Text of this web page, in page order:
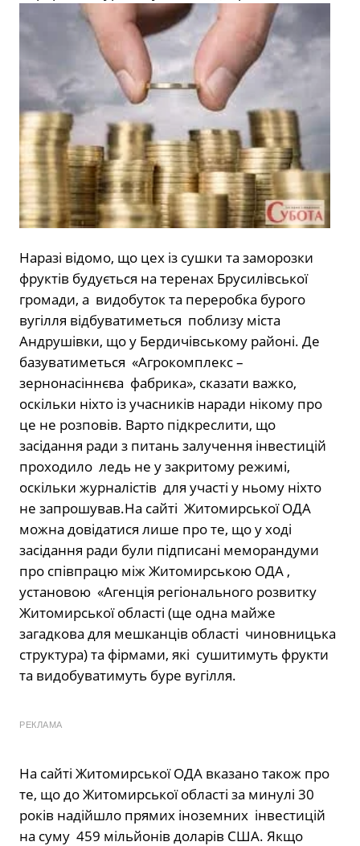
Наразі відомо, що цех із сушки та заморозки
фруктів будується на теренах Брусилівської
громади, а видобуток та переробка бурого
вугілля відбуватиметься поблизу міста
Андрушівки, що у Бердичівському районі. Де
базуватиметься «Агрокомплекс –
зернонасіннєва фабрика», сказати важко,
оскільки ніхто із учасників наради нікому про
це не розповів. Варто підкреслити, що
засідання ради з питань залучення інвестицій
проходило ледь не у закритому режимі,
оскільки журналістів для участі у ньому ніхто
не запрошував.На сайті Житомирської ОДА
можна довідатися лише про те, що у ході
засідання ради були підписані меморандуми
про співпрацю між Житомирською ОДА ,
установою «Агенція регіонального розвитку
Житомирської області (ще одна майже
загадкова для мешканців області чиновницька
структура) та фірмами, які сушитимуть фрукти
та видобуватимуть буре вугілля.
РЕКЛАМА
На сайті Житомирської ОДА вказано також про
те, що до Житомирської області за минулі 30
років надійшло прямих іноземних інвестицій
на суму 459 мільйонів доларів США. Якщо